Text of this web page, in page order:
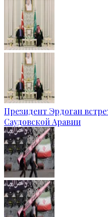
Президент Эрдоган
Саудовской Аравии